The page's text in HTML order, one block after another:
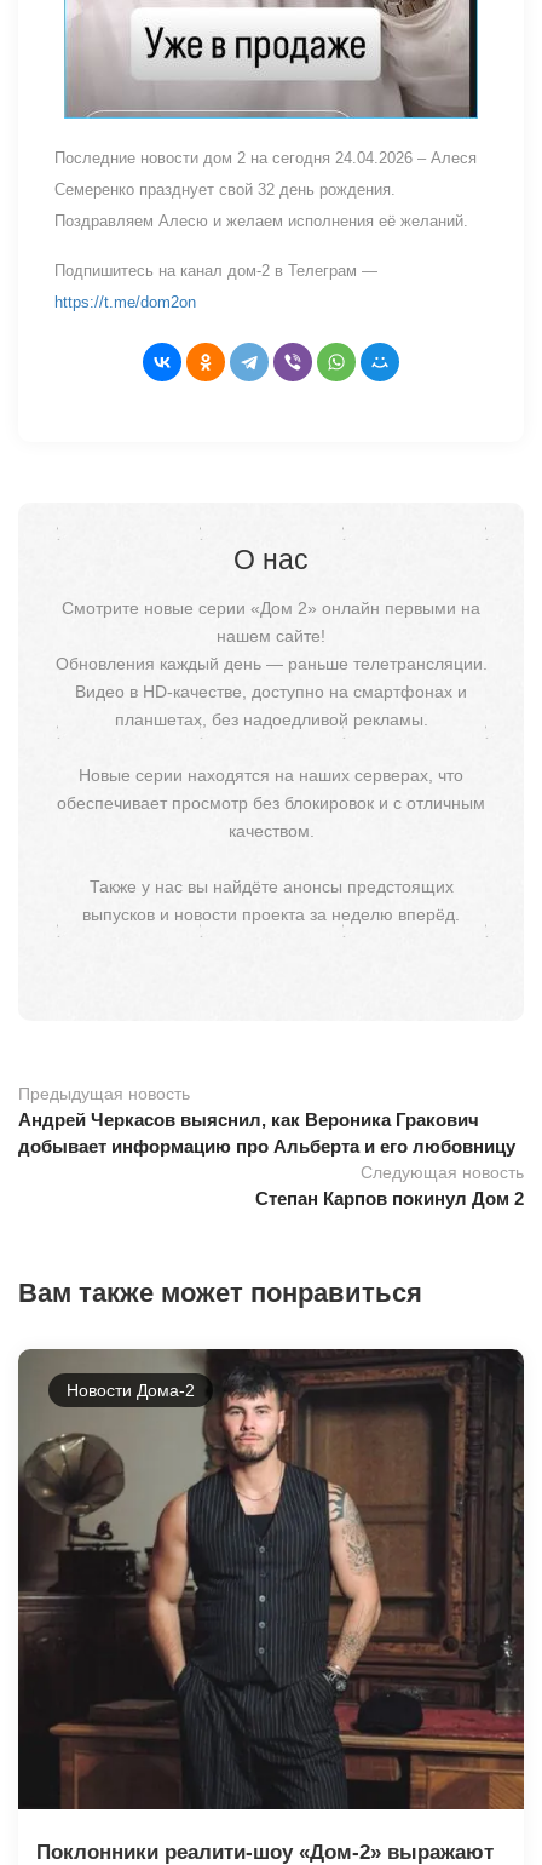
Последние новости дом 2 на сегодня 24.04.2026 – Алеся
Семеренко празднует свой 32 день рождения.
Поздравляем Алесю и желаем исполнения её желаний.
Подпишитесь на канал дом-2 в Телеграм —
https://t.me/dom2on
О нас
Смотрите новые серии «Дом 2» онлайн первыми на
нашем сайте!
Обновления каждый день — раньше телетрансляции.
Видео в HD-качестве, доступно на смартфонах и
планшетах, без надоедливой рекламы.
Новые серии находятся на наших серверах, что
обеспечивает просмотр без блокировок и с отличным
качеством.
Также у нас вы найдёте анонсы предстоящих
выпусков и новости проекта за неделю вперёд.
Предыдущая новость
Андрей Черкасов выяснил, как Вероника Гракович
добывает информацию про Альберта и его любовницу
Следующая новость
Степан Карпов покинул Дом 2
Вам также может понравиться
Новости Дома-2
Поклонники реалити-шоу «Дом-2» выражают